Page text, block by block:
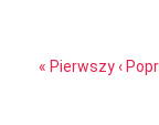
« Pierwszy ‹